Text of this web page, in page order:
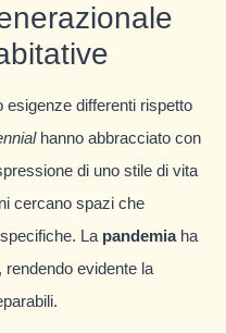
esigenze differenti rispetto
hanno abbracciato con
di uno stile di vita
cercano spazi che
La pandemiaha
evidente la